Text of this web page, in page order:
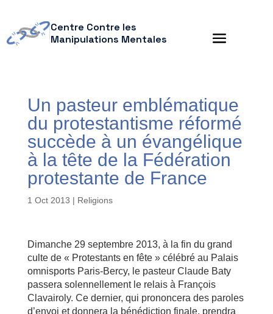
Centre Contre les
Manipulations Mentales
Un pasteur emblématique
du protestantisme réformé
succède à un évangélique
à la tête de la Fédération
protestante de France
1 Oct 2013 | Religions
Dimanche 29 septembre 2013, à la fin du grand
culte de « Protestants en fête » célébré au Palais
omnisports Paris-Bercy, le pasteur Claude Baty
passera solennellement le relais à François
Clavairoly. Ce dernier, qui prononcera des paroles
d’envoi et donnera la bénédiction finale, prendra